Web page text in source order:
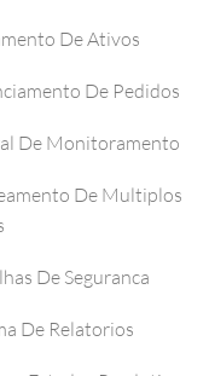
De Ativos
De Pedidos
De Monitoramento
De Multiplos
De Seguranca
De Relatorios